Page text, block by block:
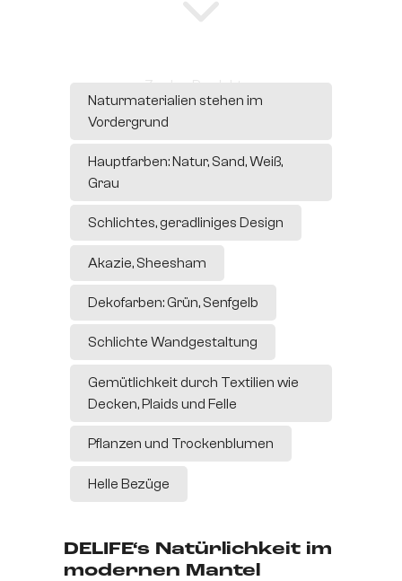
Naturmaterialien stehen im
Vordergrund
Hauptfarben: Natur, Sand, Weiß,
Grau
Schlichtes, geradliniges Design
Akazie, Sheesham
Dekofarben: Grün, Senfgelb
Schlichte Wandgestaltung
Gemütlichkeit durch Textilien wie
Decken, Plaids und Felle
Pflanzen und Trockenblumen
Helle Bezüge
DELIFE‘s Natürlichkeit im
modernen Mantel